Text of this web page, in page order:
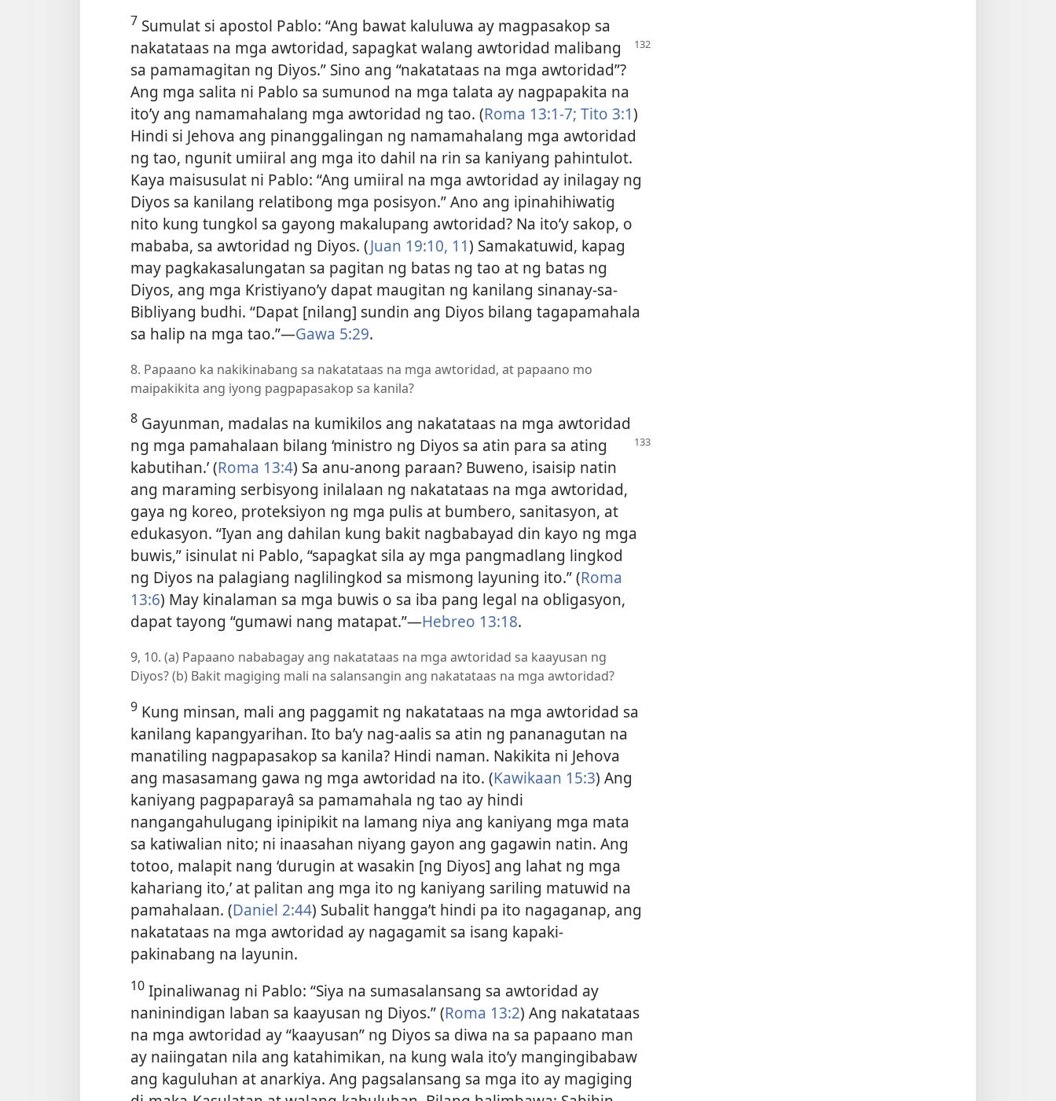
7 Sumulat si apostol Pablo: “Ang bawat kaluluwa ay magpasakop sa
nakatataas na mga awtoridad, sapagkat walang awtoridad malibang
sa pamamagitan ng Diyos.” Sino ang “nakatataas na mga awtoridad”?
Ang mga salita ni Pablo sa sumunod na mga talata ay nagpapakita na
ito’y ang namamahalang mga awtoridad ng tao. (Roma 13:​1-7; Tito 3:1)
Hindi si Jehova ang pinanggalingan ng namamahalang mga awtoridad
ng tao, ngunit umiiral ang mga ito dahil na rin sa kaniyang pahintulot.
Kaya maisusulat ni Pablo: “Ang umiiral na mga awtoridad ay inilagay ng
Diyos sa kanilang relatibong mga posisyon.” Ano ang ipinahihiwatig
nito kung tungkol sa gayong makalupang awtoridad? Na ito’y sakop, o
mababa, sa awtoridad ng Diyos. (Juan 19:​10, 11) Samakatuwid, kapag
may pagkakasalungatan sa pagitan ng batas ng tao at ng batas ng
Diyos, ang mga Kristiyano’y dapat maugitan ng kanilang sinanay-sa-
Bibliyang budhi. “Dapat [nilang] sundin ang Diyos bilang tagapamahala
sa halip na mga tao.”​—Gawa 5:29.
8. Papaano ka nakikinabang sa nakatataas na mga awtoridad, at papaano mo
maipakikita ang iyong pagpapasakop sa kanila?
8 Gayunman, madalas na kumikilos ang nakatataas na mga awtoridad
ng mga pamahalaan bilang ‘ministro ng Diyos sa atin para sa ating
kabutihan.’ (Roma 13:4) Sa anu-anong paraan? Buweno, isaisip natin
ang maraming serbisyong inilalaan ng nakatataas na mga awtoridad,
gaya ng koreo, proteksiyon ng mga pulis at bumbero, sanitasyon, at
edukasyon. “Iyan ang dahilan kung bakit nagbabayad din kayo ng mga
buwis,” isinulat ni Pablo, “sapagkat sila ay mga pangmadlang lingkod
ng Diyos na palagiang naglilingkod sa mismong layuning ito.” (Roma
13:6) May kinalaman sa mga buwis o sa iba pang legal na obligasyon,
dapat tayong “gumawi nang matapat.”​—Hebreo 13:18.
9, 10. (a) Papaano nababagay ang nakatataas na mga awtoridad sa kaayusan ng
Diyos? (b) Bakit magiging mali na salansangin ang nakatataas na mga awtoridad?
9 Kung minsan, mali ang paggamit ng nakatataas na mga awtoridad sa
kanilang kapangyarihan. Ito ba’y nag-aalis sa atin ng pananagutan na
manatiling nagpapasakop sa kanila? Hindi naman. Nakikita ni Jehova
ang masasamang gawa ng mga awtoridad na ito. (Kawikaan 15:3) Ang
kaniyang pagpaparayâ sa pamamahala ng tao ay hindi
nangangahulugang ipinipikit na lamang niya ang kaniyang mga mata
sa katiwalian nito; ni inaasahan niyang gayon ang gagawin natin. Ang
totoo, malapit nang ‘durugin at wasakin [ng Diyos] ang lahat ng mga
kahariang ito,’ at palitan ang mga ito ng kaniyang sariling matuwid na
pamahalaan. (Daniel 2:44) Subalit hangga’t hindi pa ito nagaganap, ang
nakatataas na mga awtoridad ay nagagamit sa isang kapaki-
pakinabang na layunin.
10 Ipinaliwanag ni Pablo: “Siya na sumasalansang sa awtoridad ay
naninindigan laban sa kaayusan ng Diyos.” (Roma 13:2) Ang nakatataas
na mga awtoridad ay “kaayusan” ng Diyos sa diwa na sa papaano man
ay naiingatan nila ang katahimikan, na kung wala ito’y mangingibabaw
ang kaguluhan at anarkiya. Ang pagsalansang sa mga ito ay magiging